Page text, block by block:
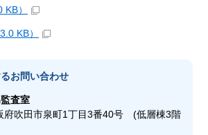
）
KB）
お問い合わせ
査室
吹田市泉町1丁目3番40号 (低層棟3階